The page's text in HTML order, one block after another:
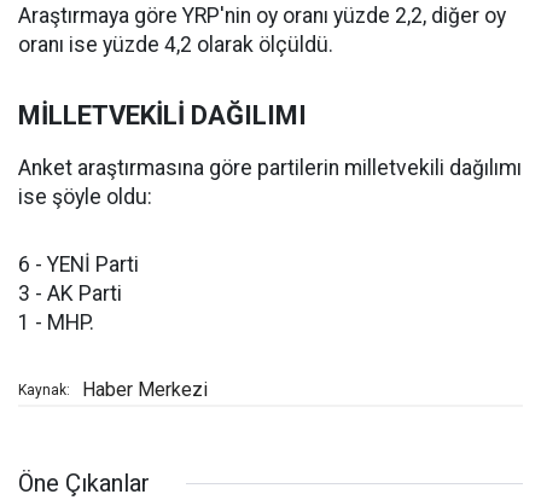
Araştırmaya göre YRP'nin oy oranı yüzde 2,2, diğer oy
oranı ise yüzde 4,2 olarak ölçüldü.
MİLLETVEKİLİ DAĞILIMI
Anket araştırmasına göre partilerin milletvekili dağılımı
ise şöyle oldu:
6 - YENİ Parti
3 - AK Parti
1 - MHP.
Kaynak: Haber Merkezi
Öne Çıkanlar